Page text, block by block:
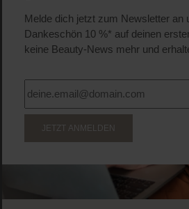
Melde dich jetzt zum Newsletter an
Dankeschön 10 %* auf deinen
keine Beauty-News mehr und
JETZT ANMELDEN